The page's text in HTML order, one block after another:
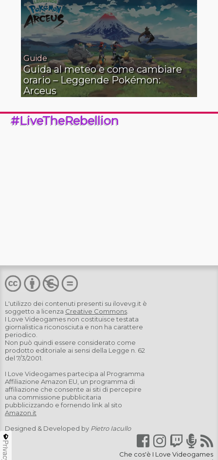
Guide
Guida al meteo e come cambiare
orario – Leggende Pokémon:
Arceus
#LiveTheRebellion
L'utilizzo dei contenuti presenti su ilovevg.it è
soggetto a licenza Creative Commons
I Love Videogames non costituisce testata
giornalistica riconosciuta e non ha carattere
periodico.
Non può quindi essere considerato come
prodotto editoriale ai sensi della Legge n. 62
del 7/3/2001.
I Love Videogames partecipa al Programma
Affiliazione Amazon EU, un programma di
affiliazione che consente ai siti di percepire
una commissione pubblicitaria
pubblicizzando e fornendo link al sito
Amazon.it
Designed & Developed by Pietro Iacullo
Che cos'è I Love Videogames
Privacy